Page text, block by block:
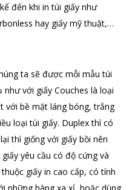
đến khi in túi giấy như
hay giấy mỹ thuật,…
ta sẽ được mỗi mẫu túi
như với giấy Couches là loại
với bề mặt láng bóng, trắng
loại túi giấy. Duplex thì có
thì giống với giấy bồi nên
yêu cầu có độ cứng và
giấy in cao cấp, có tính
những hàng xa xỉ, hoặc dùng